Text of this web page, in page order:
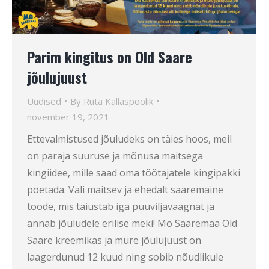
Parim kingitus on Old Saare
jõulujuust
Uudised By Ruta Kallaspoolik
november 19, 2021
Ettevalmistused jõuludeks on täies hoos, meil
on paraja suuruse ja mõnusa maitsega
kingiidee, mille saad oma töötajatele kingipakki
poetada. Vali maitsev ja ehedalt saaremaine
toode, mis täiustab iga puuviljavaagnat ja
annab jõuludele erilise meki! Mo Saaremaa Old
Saare kreemikas ja mure jõulujuust on
laagerdunud 12 kuud ning sobib nõudlikule